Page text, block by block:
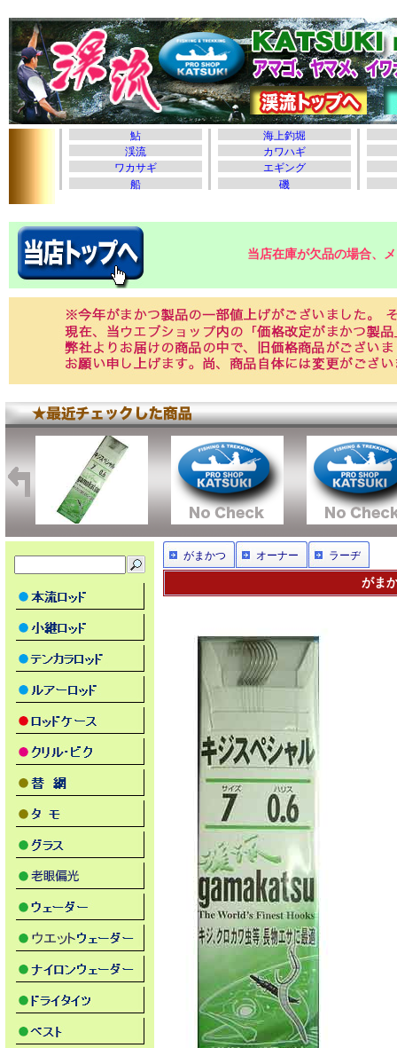
当店在庫が欠品の場合、
がまかつ オーナー ラーヂ
がま